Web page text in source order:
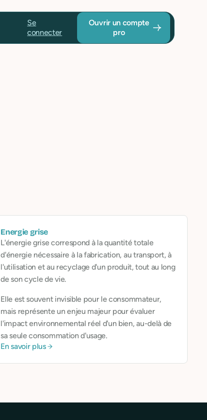
Se
connecter
Ouvrir un compte
pro
Energie grise
L'énergie grise correspond à la quantité totale
d'énergie nécessaire à la fabrication, au transport, à
l'utilisation et au recyclage d'un produit, tout au long
de son cycle de vie.
Elle est souvent invisible pour le consommateur,
mais représente un enjeu majeur pour évaluer
l'impact environnemental réel d'un bien, au-delà de
sa seule consommation d'usage.
En savoir plus